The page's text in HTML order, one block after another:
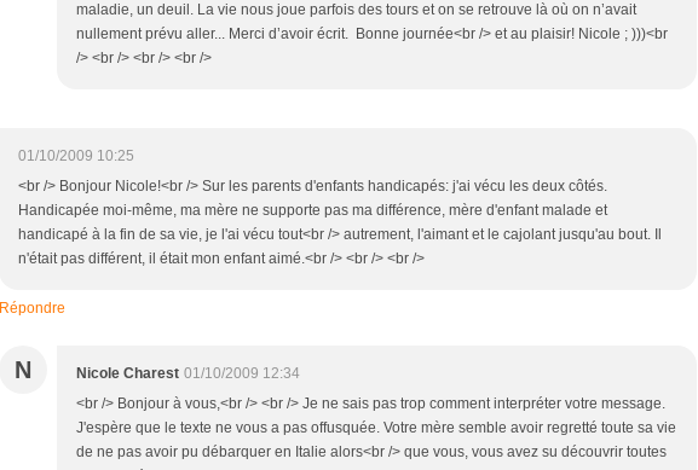
maladie, un deuil. La vie nous joue parfois des tours et on se retrouve là où on n’avait
nullement prévu aller... Merci d’avoir écrit. Bonne journée<br /> et au plaisir! Nicole ; )))<br
/> <br /> <br /> <br />
01/10/2009 10:25
<br /> Bonjour Nicole!<br /> Sur les parents d'enfants handicapés: j'ai vécu les deux côtés.
Handicapée moi-même, ma mère ne supporte pas ma différence, mère d'enfant malade et
handicapé à la fin de sa vie, je l'ai vécu tout<br /> autrement, l'aimant et le cajolant jusqu'au bout. Il
n'était pas différent, il était mon enfant aimé.<br /> <br /> <br />
Répondre
N Nicole Charest 01/10/2009 12:34
<br /> Bonjour à vous,<br /> <br /> Je ne sais pas trop comment interpréter votre message.
J'espère que le texte ne vous a pas offusquée. Votre mère semble avoir regretté toute sa vie
de ne pas avoir pu débarquer en Italie alors<br /> que vous, vous avez su découvrir toutes